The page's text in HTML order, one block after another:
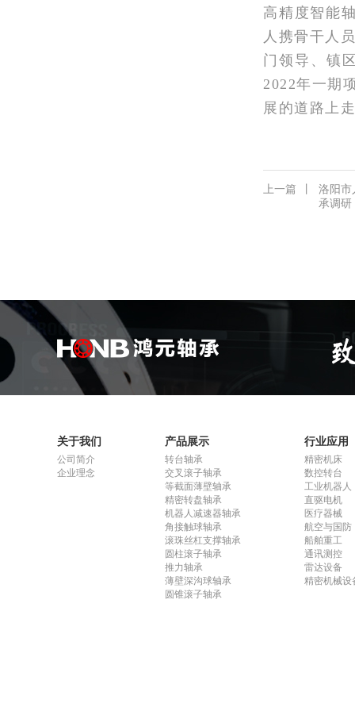
高精度智能
人携骨干人
门领导、镇
2022年一期
展的道路上
上一篇
洛阳市
承调研
关于我们
公司简介
企业理念
产品展示
转台轴承
交叉滚子轴承
等截面薄壁轴承
精密转盘轴承
机器人减速器轴承
角接触球轴承
滚珠丝杠支撑轴承
圆柱滚子轴承
推力轴承
薄壁深沟球轴承
圆锥滚子轴承
行业应用
精密机床
数控转台
工业机器人
直驱电机
医疗器械
航空与国防
船舶重工
通讯测控
雷达设备
精密机械设